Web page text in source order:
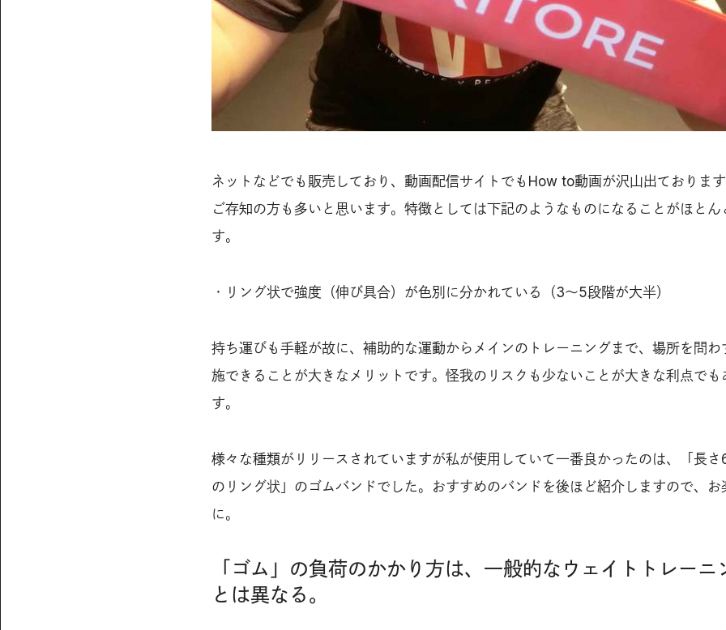
ネットなどでも販売しており、動画配信サイトでもHow to動画が沢山出ておりま
ご存知の方も多いと思います。特徴としては下記のようなものになることがほとん
す。
・リング状で強度（伸び具合）が色別に分かれている（3〜5段階が大半）
持ち運びも手軽が故に、補助的な運動からメインのトレーニングまで、場所を問わ
施できることが大きなメリットです。怪我のリスクも少ないことが大きな利点でも
す。
様々な種類がリリースされていますが私が使用していて一番良かったのは、「長
のリング状」のゴムバンドでした。おすすめのバンドを後ほど紹介しますので、お
に。
「ゴム」の負荷のかかり方は、一般的なウェイトトレーニ
とは異なる。